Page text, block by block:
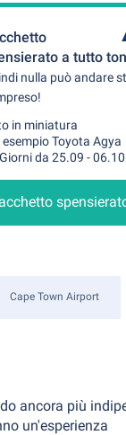
a tutto
nulla può andare
in miniatura
esempio Toyota Agya
da 25.09 -
Cape Town Airport
ancora più
un'esperienza